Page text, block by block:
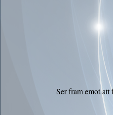
Ser fram emot att